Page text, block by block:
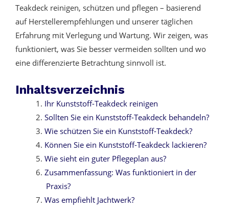
Teakdeck reinigen, schützen und pflegen – basierend
auf Herstellerempfehlungen und unserer täglichen
Erfahrung mit Verlegung und Wartung. Wir zeigen, was
funktioniert, was Sie besser vermeiden sollten und wo
eine differenzierte Betrachtung sinnvoll ist.
Inhaltsverzeichnis
Ihr Kunststoff-Teakdeck reinigen
Sollten Sie ein Kunststoff-Teakdeck behandeln?
Wie schützen Sie ein Kunststoff-Teakdeck?
Können Sie ein Kunststoff-Teakdeck lackieren?
Wie sieht ein guter Pflegeplan aus?
Zusammenfassung: Was funktioniert in der
Praxis?
Was empfiehlt Jachtwerk?